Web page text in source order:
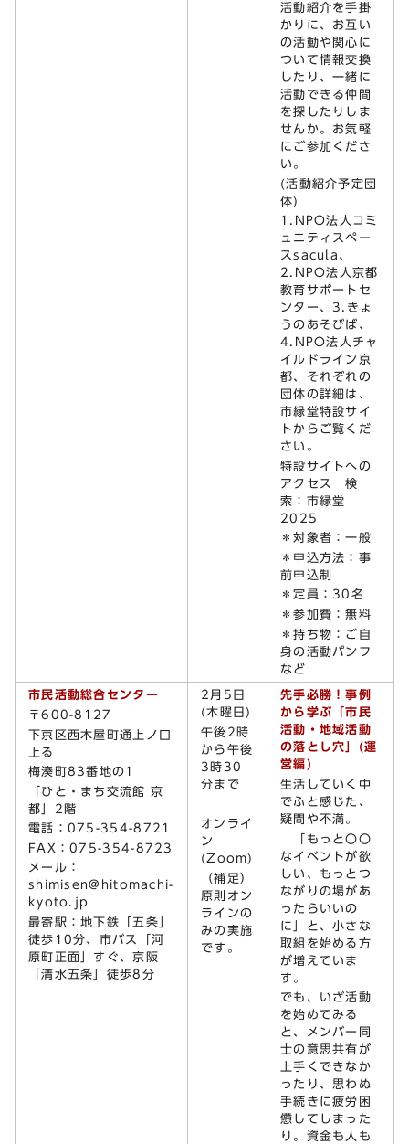
活動紹介を手掛
かりに、お互い
の活動や関心に
ついて情報交換
したり、一緒に
活動できる仲間
を探したりしま
せんか。お気軽
にご参加くださ
い。
(活動紹介予定団
体)
1.NPO法人コミ
ュニティスペー
スsacula、
2.NPO法人京都
教育サポートセ
ンター、3.きょ
うのあそびば、
4.NPO法人チャ
イルドライン京
都、それぞれの
団体の詳細は、
市縁堂特設サイ
トからご覧くだ
さい。
特設サイトへの
アクセス 検
索：市縁堂
2025
＊対象者：一般
＊申込方法：事
前申込制
＊定員：30名
＊参加費：無料
＊持ち物：ご自
身の活動パンフ
など
市民活動総合センター
〒600-8127
下京区西木屋町通上ノ口
上る
梅湊町83番地の1
「ひと・まち交流館 京
都」2階
電話：075-354-8721
FAX：075-354-8723
メール：
shimisen@hitomachi-
kyoto.jp
最寄駅：地下鉄「五条」
徒歩10分、市バス「河
原町正面」すぐ、京阪
「清水五条」徒歩8分
2月5日
(木曜日)
午後2時
から午後
3時30
分まで
オンライ
ン
(Zoom)
（補足）
原則オン
ラインの
みの実施
です。
先手必勝！事例
から学ぶ「市民
活動・地域活動
の落とし穴」(運
営編)
生活していく中
でふと感じた、
疑問や不満。
「もっと〇〇
なイベントが欲
しい、もっとつ
ながりの場があ
ったらいいの
に」と、小さな
取組を始める方
が増えていま
す。
でも、いざ活動
を始めてみる
と、メンバー同
士の意思共有が
上手くできなか
ったり、思わぬ
手続きに疲労困
憊してしまった
り。資金も人も